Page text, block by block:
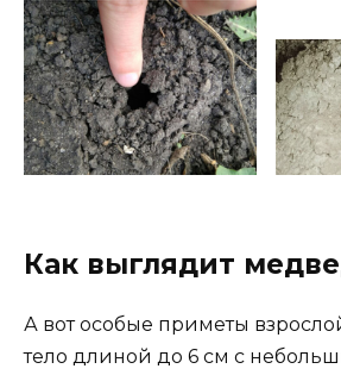
Как выглядит
А вот особые приметы
тело длиной до 6 см с